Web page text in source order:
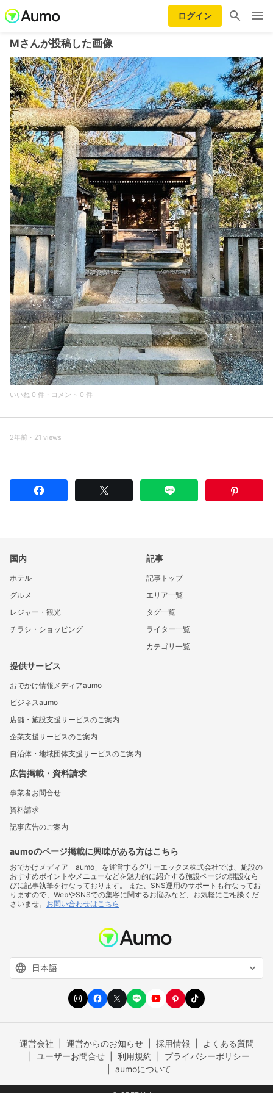
ログイン
Mさんが投稿した画像
いいね 0 件・コメント 0 件
2年前・21 views
国内
ホテル
グルメ
レジャー・観光
チラシ・ショッピング
記事
記事トップ
エリア一覧
タグ一覧
ライター一覧
カテゴリ一覧
提供サービス
おでかけ情報メディアaumo
ビジネスaumo
店舗・施設支援サービスのご案内
企業支援サービスのご案内
自治体・地域団体支援サービスのご案内
広告掲載・資料請求
事業者お問合せ
資料請求
記事広告のご案内
aumoのページ掲載に興味がある方はこちら
おでかけメディア「aumo」を運営するグリーエックス株式会社では、施設の
おすすめポイントやメニューなどを魅力的に紹介する施設ページの開設なら
びに記事執筆を行なっております。 また、SNS運用のサポートも行なってお
りますので、WebやSNSでの集客に関するお悩みなど、お気軽にご相談くだ
さいませ。 お問い合わせはこちら
運営会社 運営からのお知らせ 採用情報
よくある質問
ユーザーお問合せ
利用規約
プライバシーポリシー
aumoについて